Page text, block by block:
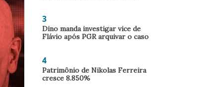
3
Dino manda investigar vice de
Flávio após PGR arquivar o caso
4
Patrimônio de Nikolas Ferreira
cresce 8.850%